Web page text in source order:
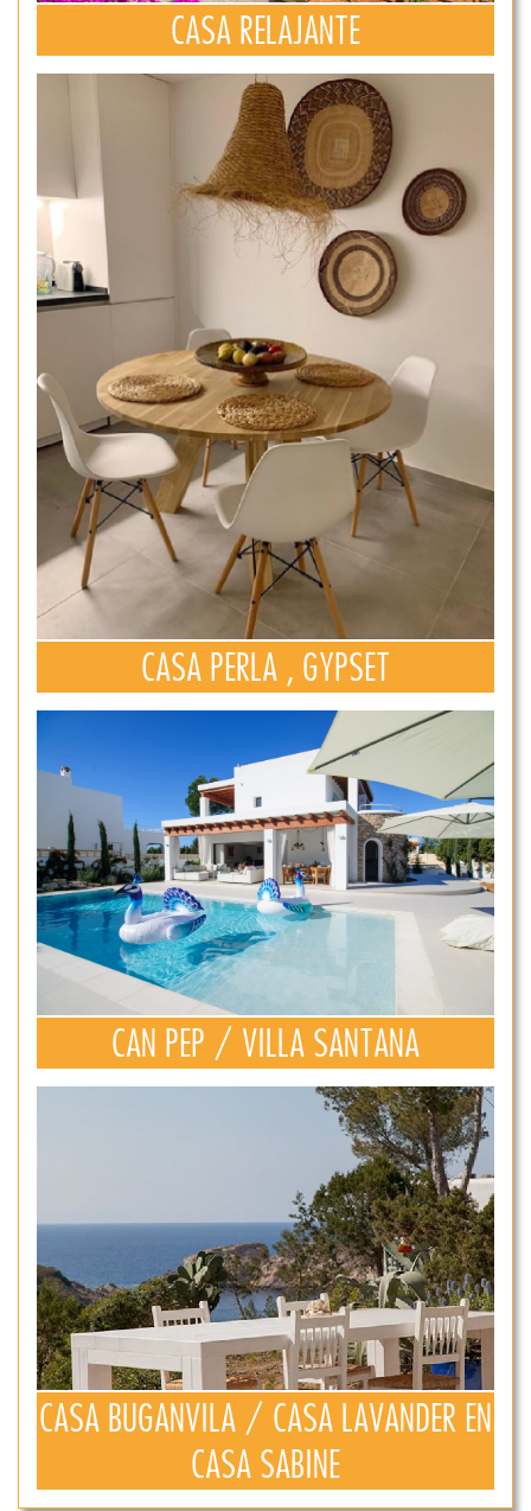
CASA RELAJANTE
CASA PERLA , GYPSET
CAN PEP / VILLA SANTANA
CASA BUGANVILA / CASA LAVANDER EN
CASA SABINE